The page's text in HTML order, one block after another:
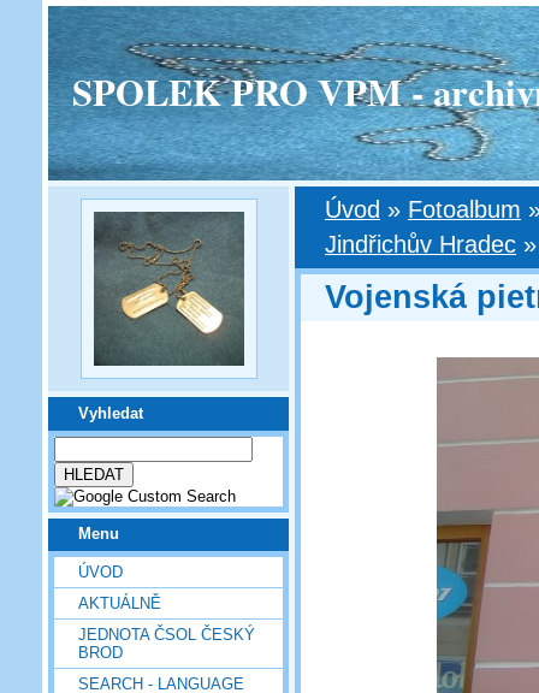
SPOLEK PRO VPM -
Vyhledat
Menu
ÚVOD
AKTUÁLNĚ
JEDNOTA ČSOL ČESKÝ
BROD
SEARCH - LANGUAGE
Úvod » Fotoalbum
Jindřichův Hradec
Vojenská